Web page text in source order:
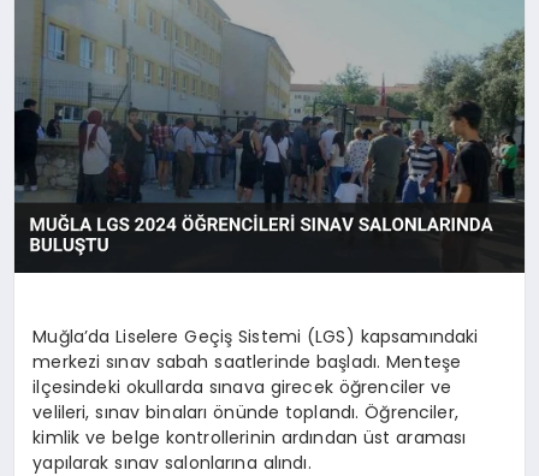
SAĞLIK
SPOR
TEKNOLOJI
Muğla’da Liselere Geçiş Sistemi (LGS) kapsamındaki
merkezi sınav sabah saatlerinde başladı. Menteşe
ilçesindeki okullarda sınava girecek öğrenciler ve
velileri, sınav binaları önünde toplandı. Öğrenciler,
kimlik ve belge kontrollerinin ardından üst araması
yapılarak sınav salonlarına alındı.